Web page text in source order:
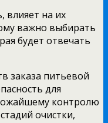
на их
важно выбирать
будет отвечать
заказа питьевой
для
контролю
очистки,